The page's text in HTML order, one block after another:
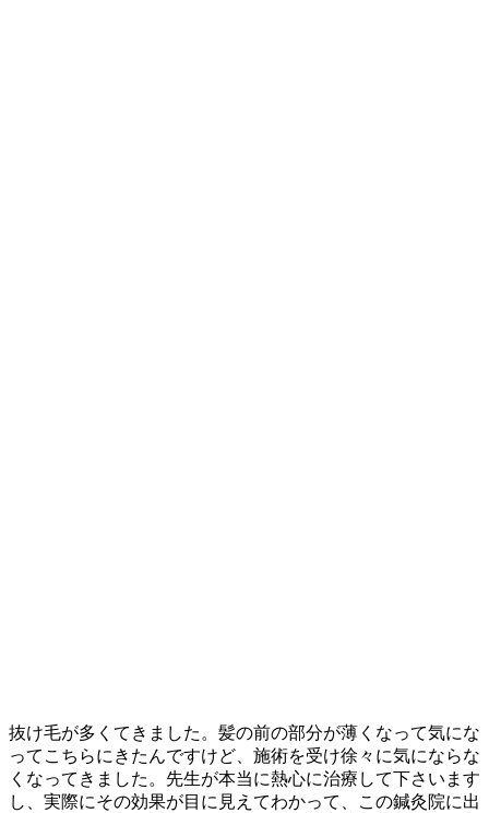
抜け毛が多くてきました。髪の前の部分が薄くなって気にな
ってこちらにきたんですけど、施術を受け徐々に気にならな
くなってきました。先生が本当に熱心に治療して下さいます
し、実際にその効果が目に見えてわかって、この鍼灸院に出